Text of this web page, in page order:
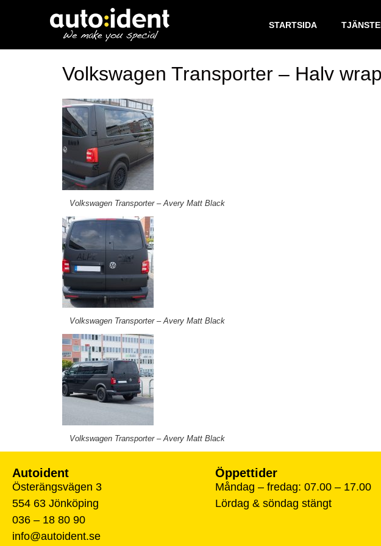
STARTSIDA
Volkswagen Transporter – Halv
Volkswagen Transporter – Avery Matt Black
Volkswagen Transporter – Avery Matt Black
Volkswagen Transporter – Avery Matt Black
Autoident
Österängsvägen 3
554 63 Jönköping
036 – 18 80 90
info@autoident.se
Öppettider
Måndag – fredag: 07.00 – 17.00
Lördag & söndag stängt